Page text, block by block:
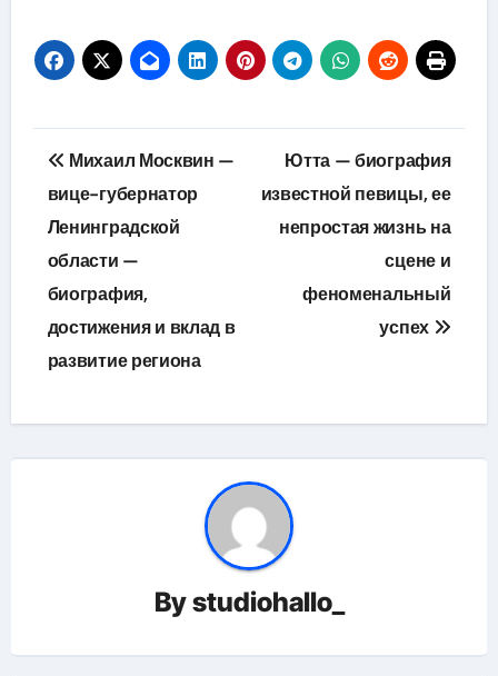
Навигация
по
записям
Михаил Москвин —
вице-губернатор
Ленинградской
области —
биография,
достижения и вклад в
развитие региона
Ютта — биография
известной певицы, ее
непростая жизнь на
сцене и
феноменальный
успех
Bystudiohallo_